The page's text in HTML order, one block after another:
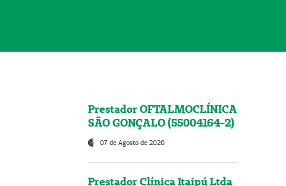
Prestador OFTALMOCLÍNICA
SÃO GONÇALO (55004164-2)
07 de Agosto de 2020
Prestador Clínica Itaipú Ltda